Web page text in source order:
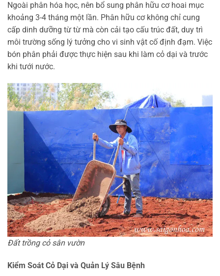
Ngoài phân hóa học, nên bổ sung phân hữu cơ hoai mục
khoảng 3-4 tháng một lần. Phân hữu cơ không chỉ cung
cấp dinh dưỡng từ từ mà còn cải tạo cấu trúc đất, duy trì
môi trường sống lý tưởng cho vi sinh vật cố định đạm. Việc
bón phân phải được thực hiện sau khi làm cỏ dại và trước
khi tưới nước.
Đất trồng cỏ sân vườn
Kiểm Soát Cỏ Dại và Quản Lý Sâu Bệnh